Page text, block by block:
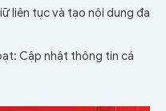
liên tục và tạo nội dung đa
Cập nhật thông tin cá